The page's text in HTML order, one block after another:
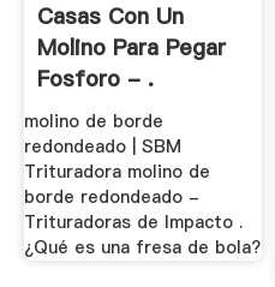
Casas Con Un
Molino Para Pegar
Fosforo - .
molino de borde
redondeado | SBM
Trituradora molino de
borde redondeado -
Trituradoras de Impacto .
¿Qué es una fresa de bola?